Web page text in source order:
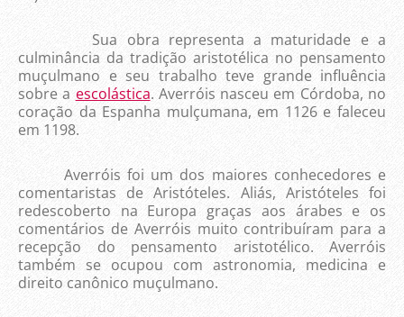
Sua obra representa a maturidade e a
culminância da tradição aristotélica no pensamento
muçulmano e seu trabalho teve grande influência
sobre a escolástica. Averróis nasceu em Córdoba, no
coração da Espanha mulçumana, em 1126 e faleceu
em 1198.
Averróis foi um dos maiores conhecedores e
comentaristas de Aristóteles. Aliás, Aristóteles foi
redescoberto na Europa graças aos árabes e os
comentários de Averróis muito contribuíram para a
recepção do pensamento aristotélico. Averróis
também se ocupou com astronomia, medicina e
direito canônico muçulmano.